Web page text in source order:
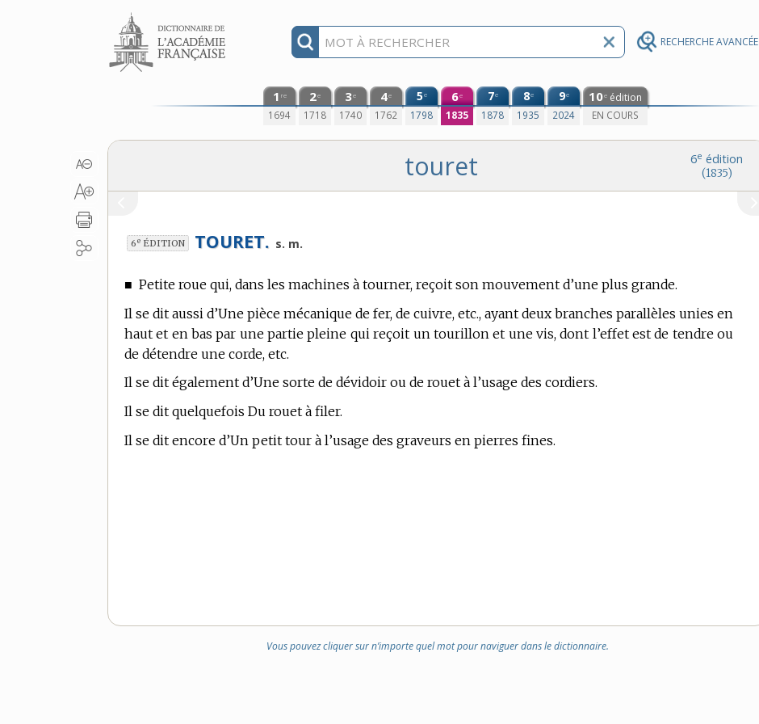
RECHERCHE AVANCÉE
Aller au contenu
1 re
1694
2e
1718
3e
1740
4e
1762
5e
1798
6e
1835
7e
1878
8e
1935
9e
2024
10e édition
EN COURS
6e édition
(1835)
touret
6e ÉDITION TOURET. s. m.
■ Petite roue qui, dans les machines à tourner, reçoit son mouvement d’une plus grande.
Il se dit aussi d’Une pièce mécanique de fer, de cuivre, etc., ayant deux branches parallèles unies en
haut et en bas par une partie pleine qui reçoit un tourillon et une vis, dont l’effet est de tendre ou
de détendre une corde, etc.
Il se dit également d’Une sorte de dévidoir ou de rouet à l’usage des cordiers.
Il se dit quelquefois Du rouet à filer.
Il se dit encore d’Un petit tour à l’usage des graveurs en pierres fines.
Vous pouvez cliquer sur n’importe quel mot pour naviguer dans le dictionnaire.